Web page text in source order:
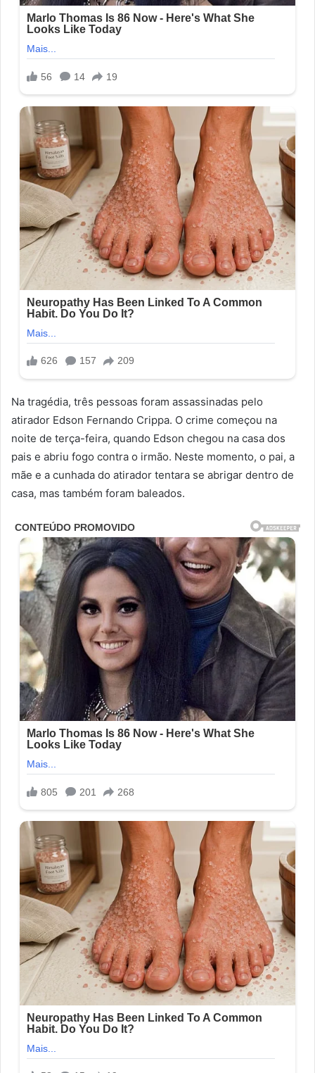
Na tragédia, três pessoas foram assassinadas pelo
atirador Edson Fernando Crippa. O crime começou na
noite de terça-feira, quando Edson chegou na casa dos
pais e abriu fogo contra o irmão. Neste momento, o pai, a
mãe e a cunhada do atirador tentara se abrigar dentro de
casa, mas também foram baleados.